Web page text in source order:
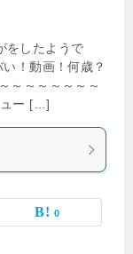
をしたようで
！動画！何歳？
～～～～～～～
ュー […]
0